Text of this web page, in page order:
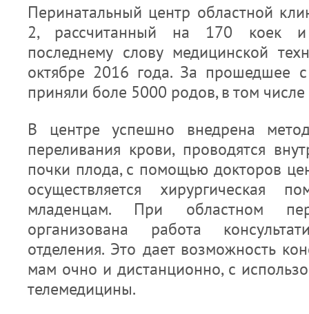
Перинатальный центр областной
2, рассчитанный на 170 коек
последнему слову медицинской
октябре 2016 года. За прошедшее
приняли боле 5000 родов, в том
В центре успешно внедрена
переливания крови, проводятся
почки плода, с помощью докторов
осуществляется хирургическая
младенцам. При областном
организована работа
отделения. Это дает возможность
мам очно и дистанционно, с
телемедицины.